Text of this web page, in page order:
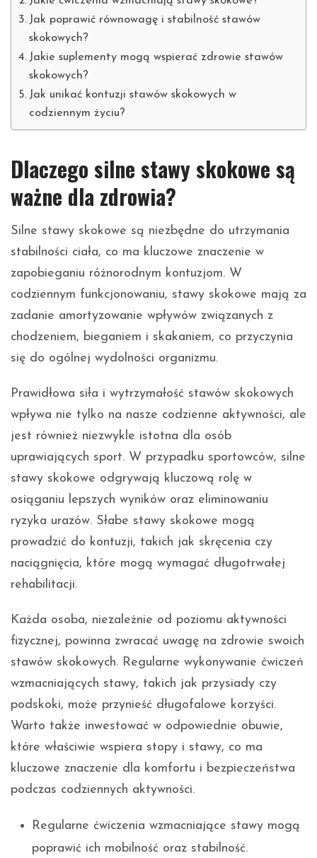
Jak poprawić równowagę i stabilność stawów
skokowych?
Jakie suplementy mogą wspierać zdrowie stawów
skokowych?
Jak unikać kontuzji stawów skokowych w
codziennym życiu?
Dlaczego silne stawy skokowe są
ważne dla zdrowia?
Silne stawy skokowe są niezbędne do utrzymania
stabilności ciała, co ma kluczowe znaczenie w
zapobieganiu różnorodnym kontuzjom. W
codziennym funkcjonowaniu, stawy skokowe mają za
zadanie amortyzowanie wpływów związanych z
chodzeniem, bieganiem i skakaniem, co przyczynia
się do ogólnej wydolności organizmu.
Prawidłowa siła i wytrzymałość stawów skokowych
wpływa nie tylko na nasze codzienne aktywności, ale
jest również niezwykle istotna dla osób
uprawiających sport. W przypadku sportowców, silne
stawy skokowe odgrywają kluczową rolę w
osiąganiu lepszych wyników oraz eliminowaniu
ryzyka urazów. Słabe stawy skokowe mogą
prowadzić do kontuzji, takich jak skręcenia czy
naciągnięcia, które mogą wymagać długotrwałej
rehabilitacji.
Każda osoba, niezależnie od poziomu aktywności
fizycznej, powinna zwracać uwagę na zdrowie swoich
stawów skokowych. Regularne wykonywanie ćwiczeń
wzmacniających stawy, takich jak przysiady czy
podskoki, może przynieść długofalowe korzyści.
Warto także inwestować w odpowiednie obuwie,
które właściwie wspiera stopy i stawy, co ma
kluczowe znaczenie dla komfortu i bezpieczeństwa
podczas codziennych aktywności.
Regularne ćwiczenia wzmacniające stawy mogą
poprawić ich mobilność oraz stabilność.